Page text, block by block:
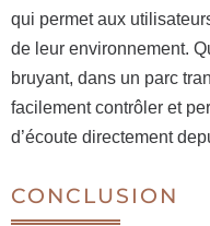
qui permet aux
de leur environnement.
bruyant, dans un parc
facilement contrôler et
d’écoute directement
CONCLUSION